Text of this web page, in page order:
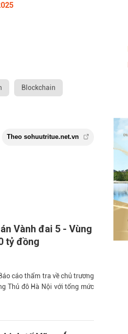
Blockchain
Vành đai 5 - Vùng
tỷ đồng
cáo thẩm tra về chủ trương
Thủ đô Hà Nội với tổng mức